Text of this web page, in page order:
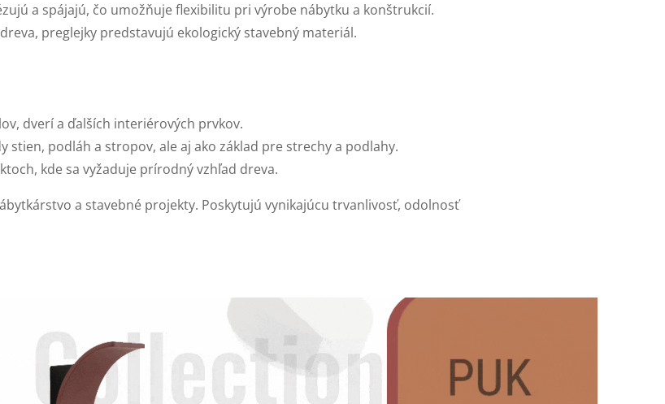
a spájajú, čo umožňuje flexibilitu pri výrobe nábytku a konštrukcií.
preglejky predstavujú ekologický stavebný materiál.
dverí a ďalších interiérových prvkov.
stien, podláh a stropov, ale aj ako základ pre strechy a podlahy.
kde sa vyžaduje prírodný vzhľad dreva.
a stavebné projekty. Poskytujú vynikajúcu trvanlivosť, odolnosť